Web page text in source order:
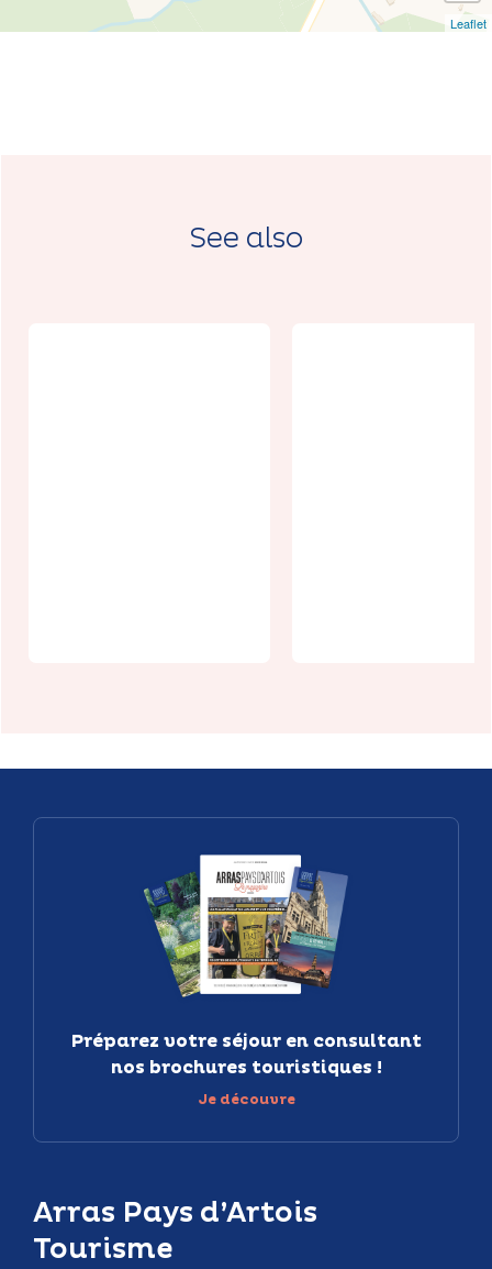
Leaflet
See also
Arras Pays d’Artois
Tourisme
Préparez votre séjour en consultant
nos brochures touristiques !
Je découvre